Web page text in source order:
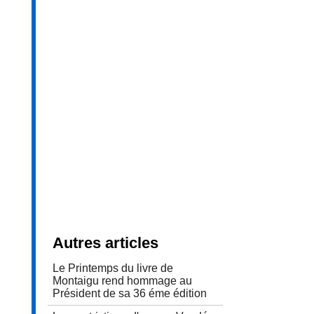
Autres articles
Le Printemps du livre de
Montaigu rend hommage au
Président de sa 36 éme édition